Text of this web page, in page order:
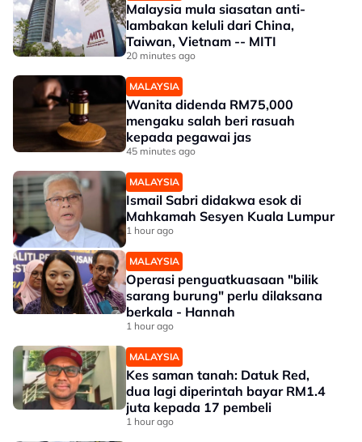
Malaysia mula siasatan anti-
lambakan keluli dari China,
Taiwan, Vietnam -- MITI
20 minutes ago
MALAYSIA
Wanita didenda RM75,000
mengaku salah beri rasuah
kepada pegawai jas
45 minutes ago
MALAYSIA
Ismail Sabri didakwa esok di
Mahkamah Sesyen Kuala Lumpur
1 hour ago
MALAYSIA
Operasi penguatkuasaan "bilik
sarang burung" perlu dilaksana
berkala - Hannah
1 hour ago
MALAYSIA
Kes saman tanah: Datuk Red,
dua lagi diperintah bayar RM1.4
juta kepada 17 pembeli
1 hour ago